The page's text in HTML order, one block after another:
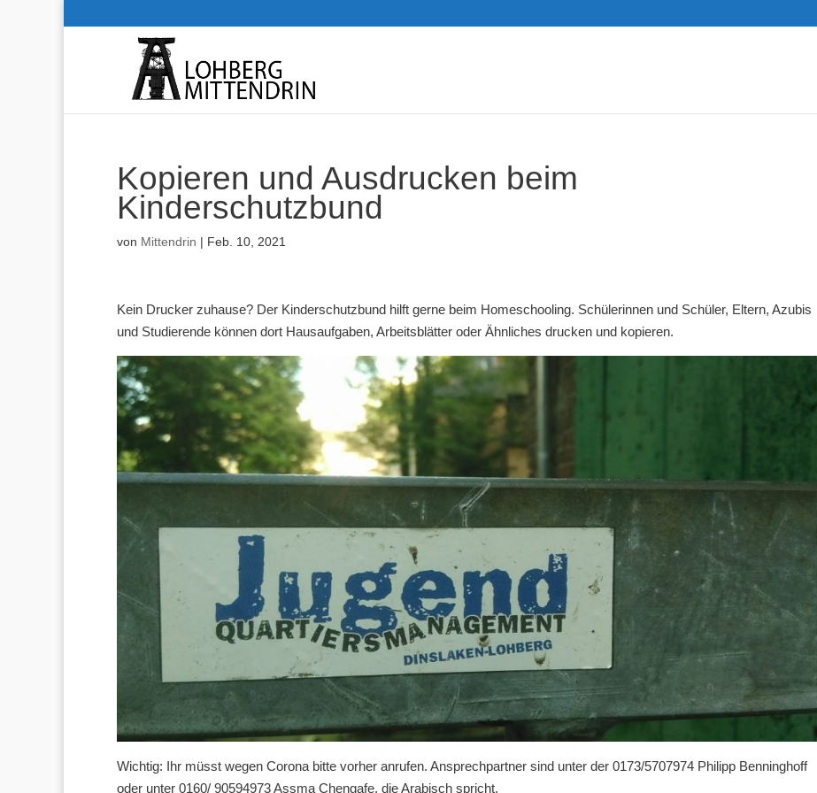
Kopieren und Ausdrucken beim
Kinderschutzbund
von Mittendrin | Feb. 10, 2021
Kein Drucker zuhause? Der Kinderschutzbund hilft gerne beim Homeschooling. Schülerinnen und Schüler, Eltern, Azubis
und Studierende können dort Hausaufgaben, Arbeitsblätter oder Ähnliches drucken und kopieren.
Wichtig: Ihr müsst wegen Corona bitte vorher anrufen. Ansprechpartner sind unter der 0173/5707974 Philipp Benninghoff
oder unter 0160/ 90594973 Assma Chengafe, die Arabisch spricht.